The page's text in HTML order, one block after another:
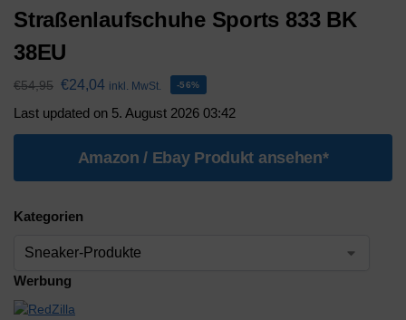
Straßenlaufschuhe Sports 833 BK
38EU
€54,95 €24,04 inkl. MwSt. -56%
Last updated on 5. August 2026 03:42
Amazon / Ebay Produkt ansehen*
Kategorien
Werbung